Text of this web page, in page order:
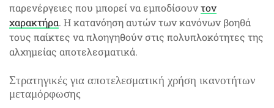
παρενέργειες που μπορεί να εμποδίσουντον
χαρακτήρα. Η κατανόηση αυτών των κανόνων βοηθά
τους παίκτες να πλοηγηθούν στις πολυπλοκότητες της
αλχημείας αποτελεσματικά.
Στρατηγικές για αποτελεσματική χρήση ικανοτήτων
μεταμόρφωσης